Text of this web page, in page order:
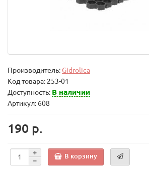
Производитель: Gidrolica
Код товара: 253-01
Доступность: В наличии
Артикул: 608
190 р.
В корзину